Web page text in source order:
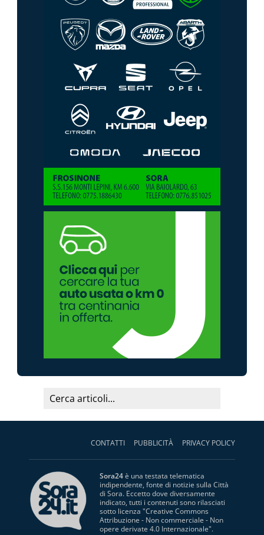
CONTATTI PUBBLICITÀ PRIVACY POLICY
Sora24è una testata telematica
indipendente, fonte di notizie sulla Città
di Sora. Eccetto dove diversamente
indicato, tutti i contenuti sono rilasciati
sotto licenza "Creative Commons
Attribuzione - Non commerciale - Non
opere derivate 4.0 Internazionale".